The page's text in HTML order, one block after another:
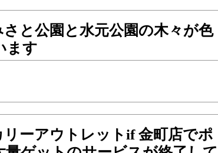
と公園と水元公園の木々が色
ます
リーアウトレットif 金町店でポ